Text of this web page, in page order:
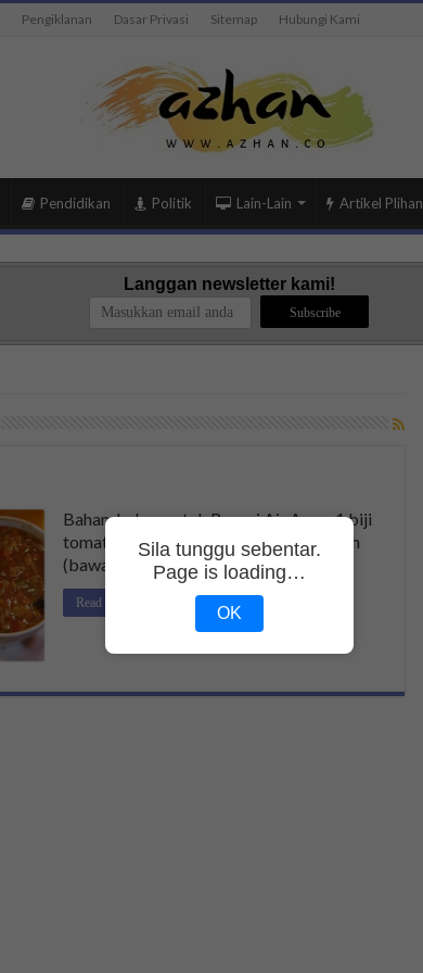
Pengiklanan Dasar Privasi Sitemap Hubungi Kami
Pendidikan Politik Lain-Lain Artikel Plihan
Langgan newsletter kami!
Bahan-bahan untuk Resepi Air Asam 1 biji
tomato dibelah dua 4 biji bawang merah
(bawang kecil) 1 biji / satu …
Read More »
Sila tunggu sebentar.
Page is loading…
OK